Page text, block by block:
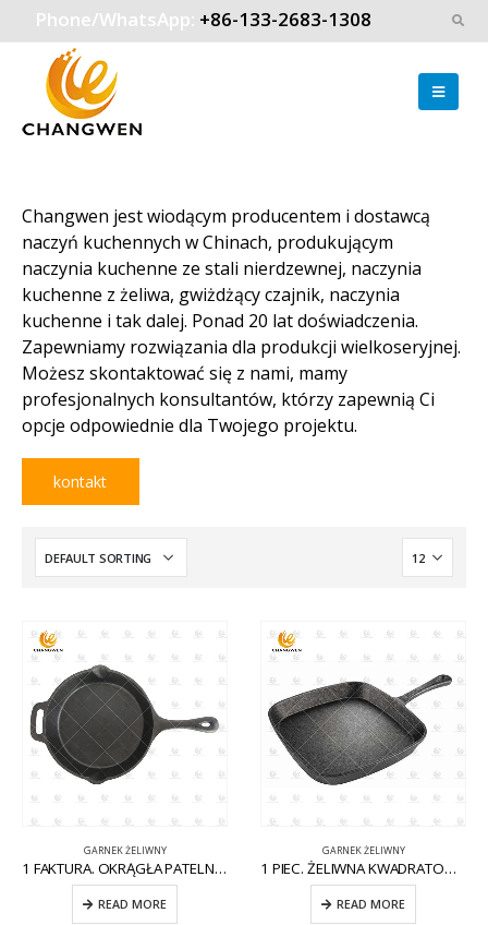
Phone/WhatsApp: +86-133-2683-1308
Changwen jest wiodącym producentem i dostawcą
naczyń kuchennych w Chinach, produkującym
naczynia kuchenne ze stali nierdzewnej, naczynia
kuchenne z żeliwa, gwiżdżący czajnik, naczynia
kuchenne i tak dalej. Ponad 20 lat doświadczenia.
Zapewniamy rozwiązania dla produkcji wielkoseryjnej.
Możesz skontaktować się z nami, mamy
profesjonalnych konsultantów, którzy zapewnią Ci
opcje odpowiednie dla Twojego projektu.
kontakt
GARNEK ŻELIWNY
1 FAKTURA. OKRĄGŁA PATELNIA ŻELIWNA Z POMOCNIKIEM CW-CI004
READ MORE
GARNEK ŻELIWNY
1 PIEC. ŻELIWNA KWADRATOWA PATELNIA NA KOMARY CW-CI012
READ MORE